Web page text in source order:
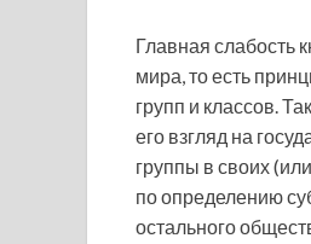
Главная слабость
мира, то есть
групп и классов.
его взгляд на
группы в своих
по определению
остального